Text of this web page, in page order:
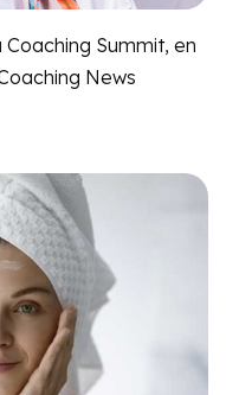
Summit, en
News